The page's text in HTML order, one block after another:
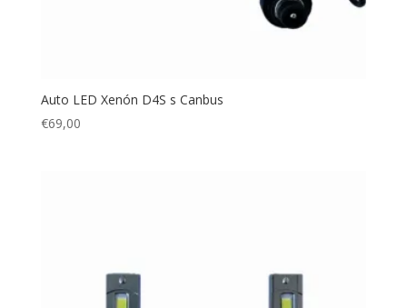
Auto LED Xenón D4S s Canbus
€69,00